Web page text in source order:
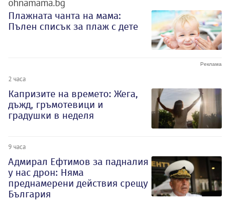
Плажната чанта на мама:
Пълен списък за плаж с дете
2 часа
Капризите на времето: Жега,
дъжд, гръмотевици и
градушки в неделя
9 часа
Адмирал Ефтимов за падналия
у нас дрон: Няма
преднамерени действия срещу
България